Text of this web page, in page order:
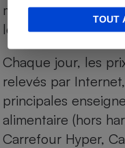
TOUT
marques de
leurs équivalents
Chaque jour, les
relevés par
principales
alimentaire (hors
Carrefour Hyper,